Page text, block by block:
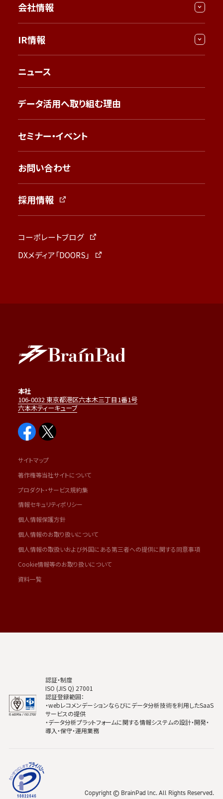
会社情報
IR情報
ニュース
データ活用へ取り組む理由
セミナー・イベント
お問い合わせ
採用情報
コーポレートブログ
DXメディア「DOORS」
本社
106-0032 東京都港区六本木三丁目1番1号
六本木ティーキューブ
サイトマップ
著作権等当社サイトについて
プロダクト・サービス規約集
情報セキュリティポリシー
個人情報保護方針
個人情報のお取り扱いについて
個人情報の取扱いおよび外国にある第三者への提供に関する同意事項
Cookie情報等のお取り扱いについて
資料一覧
認証・制度
ISO (JIS Q) 27001
認証登録範囲：
・webレコメンデーションならびにデータ分析技術を利用したSaaS
サービスの提供
・データ分析プラットフォームに関する情報システムの設計・開発・
導入・保守・運用業務
Copyright © BrainPad lnc. All Rights Reserved.